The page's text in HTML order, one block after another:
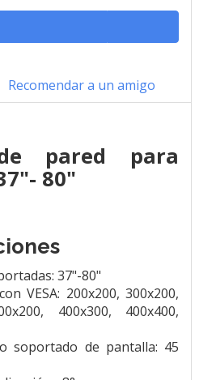
Recomendar a un amigo
pared para
80"
37"-80"
VESA: 200x200, 300x200,
400x300, 400x400,
soportado de pantalla: 45